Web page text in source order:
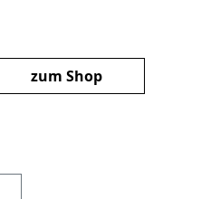
zum Shop